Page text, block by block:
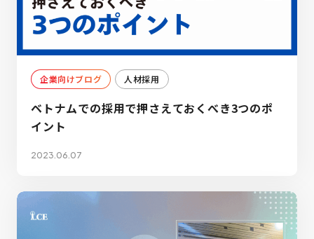
企業向けブログ 人材採用
ベトナムでの採用で押さえておくべき3つのポ
イント
2023.06.07